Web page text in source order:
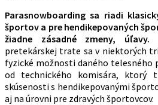
Parasnowboarding sa riadi
športov a pre hendikepovaných
žiadne zásadné zmeny, úľavy.
pretekárskej trate sa v niektorých
fyzické možnosti daného telesného
od technického komisára, ktorý
skúsenosti s hendikepovanými
aj na úrovni pre zdravých športovcov.